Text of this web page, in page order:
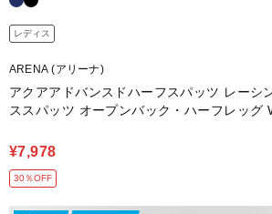
レディス
ARENA (アリーナ)
アクアアドバンスドハーフスパッツ レーシ
ススパッツ オープンバック・ハーフレッグ
¥7,978
30％OFF